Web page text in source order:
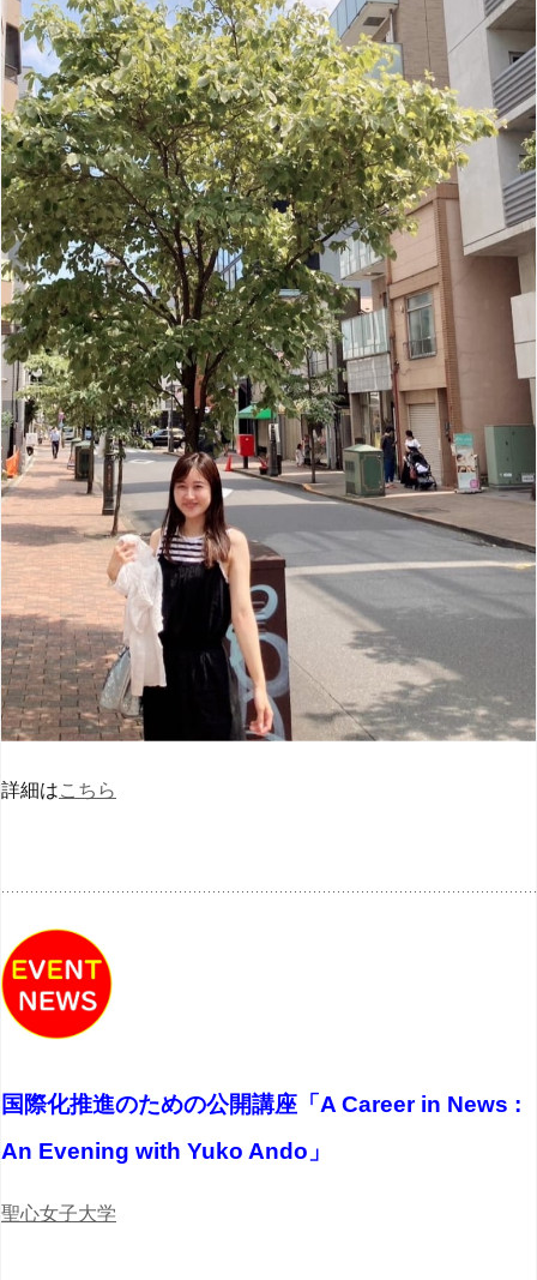
詳細はこちら
国際化推進のための公開講座「A Career in News :
An Evening with Yuko Ando」
聖心女子大学